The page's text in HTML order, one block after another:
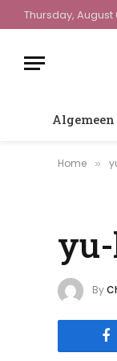
Thursday, August
Algemeen
Home »
By